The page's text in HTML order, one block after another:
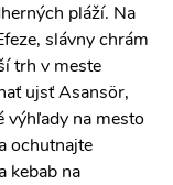
pláží. Na
slávny chrám
trh v meste
ujsť Asansör,
výhľady na mesto
ochutnajte
kebab na